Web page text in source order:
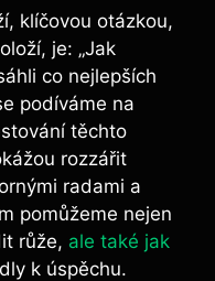
klíčovou otázkou,
​je: ​„Jak
co ⁣nejlepších
podíváme na
těchto
rozzářit⁤
radami a
‍pomůžeme nejen
růže, ale ⁤také jak
k ⁣úspěchu.